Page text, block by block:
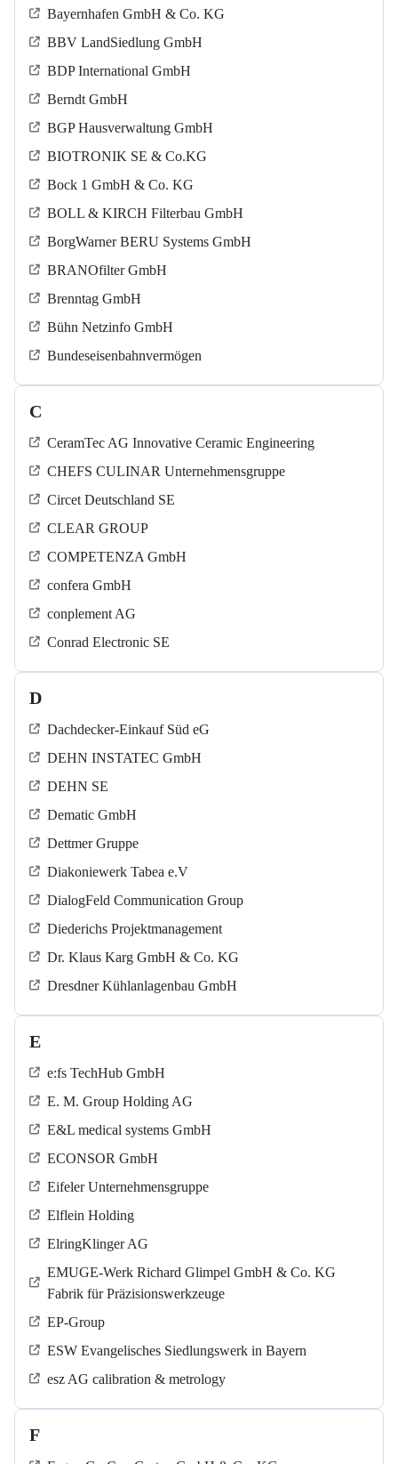
Bayernhafen GmbH & Co. KG
BBV LandSiedlung GmbH
BDP International GmbH
Berndt GmbH
BGP Hausverwaltung GmbH
BIOTRONIK SE & Co.KG
Bock 1 GmbH & Co. KG
BOLL & KIRCH Filterbau GmbH
BorgWarner BERU Systems GmbH
BRANOfilter GmbH
Brenntag GmbH
Bühn Netzinfo GmbH
Bundeseisenbahnvermögen
C
CeramTec AG Innovative Ceramic Engineering
CHEFS CULINAR Unternehmensgruppe
Circet Deutschland SE
CLEAR GROUP
COMPETENZA GmbH
confera GmbH
conplement AG
Conrad Electronic SE
D
Dachdecker-Einkauf Süd eG
DEHN INSTATEC GmbH
DEHN SE
Dematic GmbH
Dettmer Gruppe
Diakoniewerk Tabea e.V
DialogFeld Communication Group
Diederichs Projektmanagement
Dr. Klaus Karg GmbH & Co. KG
Dresdner Kühlanlagenbau GmbH
E
e:fs TechHub GmbH
E. M. Group Holding AG
E&L medical systems GmbH
ECONSOR GmbH
Eifeler Unternehmensgruppe
Elflein Holding
ElringKlinger AG
EMUGE-Werk Richard Glimpel GmbH & Co. KG
Fabrik für Präzisionswerkzeuge
EP-Group
ESW Evangelisches Siedlungswerk in Bayern
esz AG calibration & metrology
F